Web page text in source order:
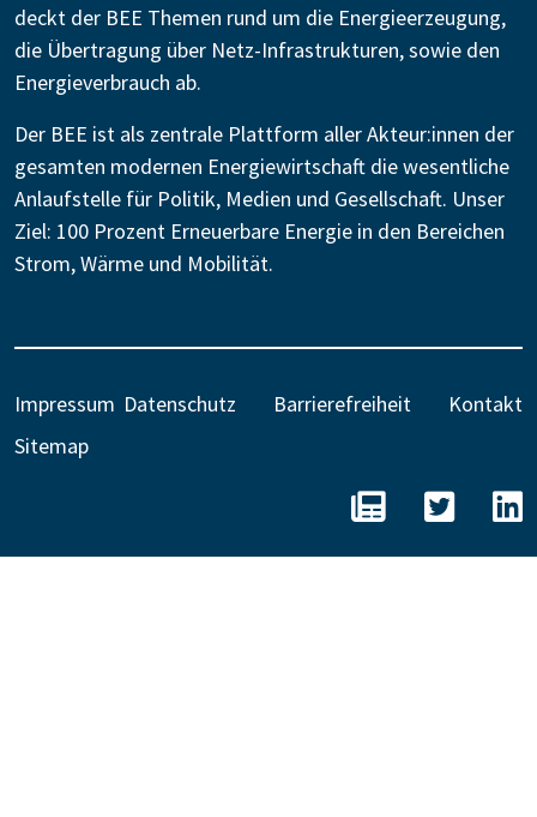
deckt der BEE Themen rund um die Energieerzeugung,
die Übertragung über Netz-Infrastrukturen, sowie den
Energieverbrauch ab.
Der BEE ist als zentrale Plattform aller Akteur:innen der
gesamten modernen Energiewirtschaft die wesentliche
Anlaufstelle für Politik, Medien und Gesellschaft. Unser
Ziel: 100 Prozent Erneuerbare Energie in den Bereichen
Strom, Wärme und Mobilität.
Impressum Datenschutz Barrierefreiheit
Kontakt
Sitemap
BEE - Unseren
BEE